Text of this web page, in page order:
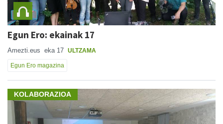
Egun Ero: ekainak 17
Amezti.eus eka 17 ULTZAMA
Egun Ero magazina
KOLABORAZIOA